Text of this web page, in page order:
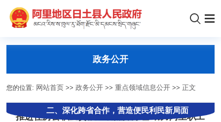
政务公开
您的位置: 网站首页 >>政务公开 >>重点领域信息公开 >> 正文
推进住房公积金贷款跨省抵押办理 助力阿里职工
一、打破地域壁垒，挖掘异地抵押新模式
二、深化跨省合作，营造便民利民新局面